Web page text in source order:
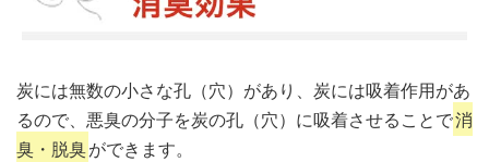
炭には無数の小さな孔（穴）があり、炭には吸着作用があ
るので、悪臭の分子を炭の孔（穴）に吸着させることで消
臭・脱臭ができます。